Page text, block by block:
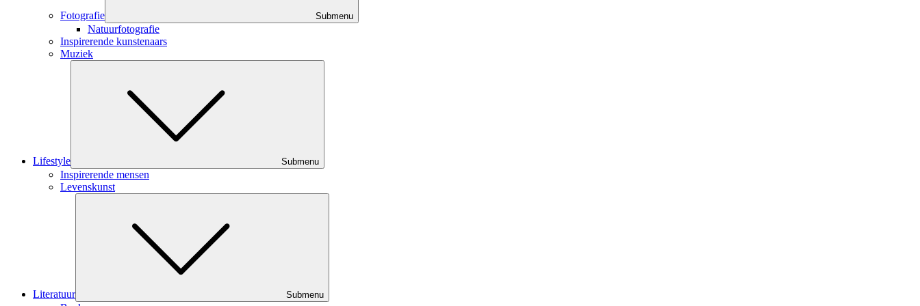
Fotografie Submenu
Natuurfotografie
Inspirerende kunstenaars
Muziek
Lifestyle Submenu
Inspirerende mensen
Levenskunst
Literatuur Submenu